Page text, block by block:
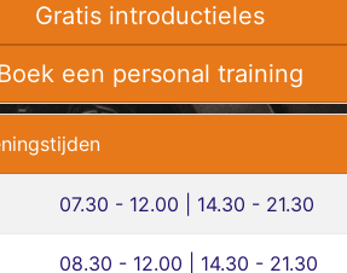
Gratis introductieles
een personal training
07.30 - 12.00 | 14.30 - 21.30
08.30 - 12.00 | 14.30 - 21.30